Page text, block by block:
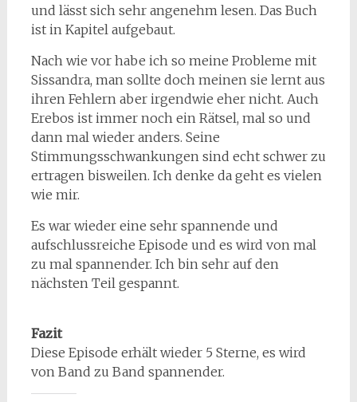
und lässt sich sehr angenehm lesen. Das Buch
ist in Kapitel aufgebaut.
Nach wie vor habe ich so meine Probleme mit
Sissandra, man sollte doch meinen sie lernt aus
ihren Fehlern aber irgendwie eher nicht. Auch
Erebos ist immer noch ein Rätsel, mal so und
dann mal wieder anders. Seine
Stimmungsschwankungen sind echt schwer zu
ertragen bisweilen. Ich denke da geht es vielen
wie mir.
Es war wieder eine sehr spannende und
aufschlussreiche Episode und es wird von mal
zu mal spannender. Ich bin sehr auf den
nächsten Teil gespannt.
Fazit
Diese Episode erhält wieder 5 Sterne, es wird
von Band zu Band spannender.